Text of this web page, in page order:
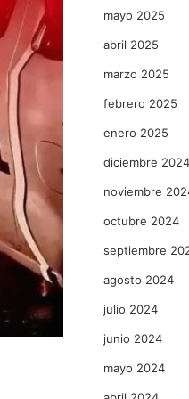
mayo 2025
abril 2025
marzo 2025
febrero 2025
enero 2025
diciembre 2024
noviembre
octubre 2024
septiembre
agosto 2024
julio 2024
junio 2024
mayo 2024